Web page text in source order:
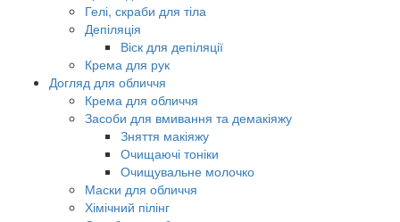
Гелі, скраби для тіла
Депіляція
Віск для депіляції
Крема для рук
Догляд для обличчя
Крема для обличчя
Засоби для вмивання та демакіяжу
Зняття макіяжу
Очищаючі тоніки
Очищувальне молочко
Маски для обличчя
Хімічний пілінг